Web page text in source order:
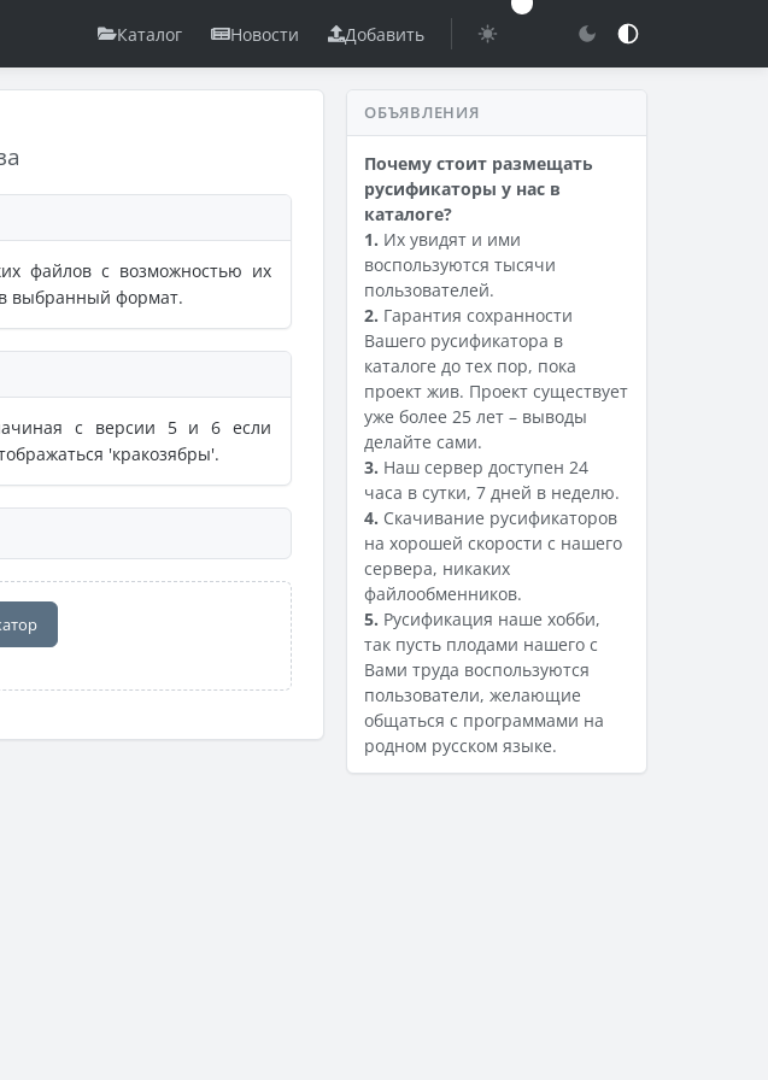
Каталог Новости Добавить
файлов с возможностью их
выбранный формат.
с версии 5 и 6 если
'кракозябры'.
ОБЪЯВЛЕНИЯ
Почему стоит размещать
русификаторы у нас в
каталоге?
1. Их увидят и ими
воспользуются тысячи
пользователей.
2. Гарантия сохранности
Вашего русификатора в
каталоге до тех пор, пока
проект жив. Проект существует
уже более 25 лет – выводы
делайте сами.
3. Наш сервер доступен 24
часа в сутки, 7 дней в неделю.
4. Скачивание русификаторов
на хорошей скорости с нашего
сервера, никаких
файлообменников.
5. Русификация наше хобби,
так пусть плодами нашего с
Вами труда воспользуются
пользователи, желающие
общаться с программами на
родном русском языке.